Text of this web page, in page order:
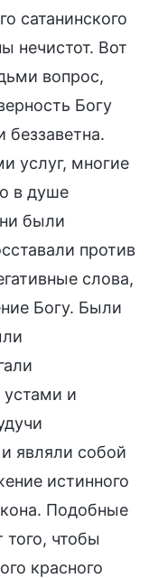
сатанинского
нечистот. Вот
вопрос,
Богу
беззаветна.
услуг, многие
в душе
были
против
слова,
Богу. Были
и
являли собой
истинного
Подобные
чтобы
красного